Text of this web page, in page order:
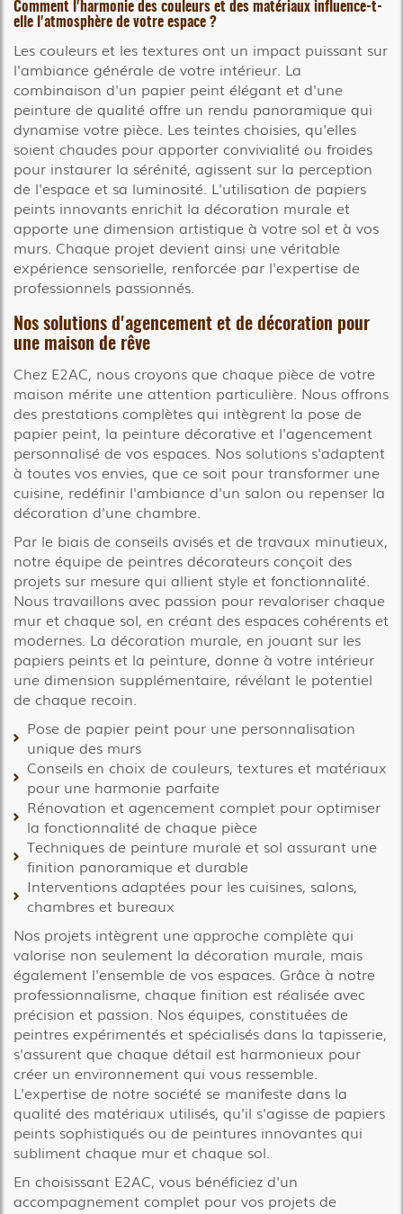
Comment l'harmonie des couleurs et des matériaux influence-t-
elle l'atmosphère de votre espace ?
Les couleurs et les textures ont un impact puissant sur
l'ambiance générale de votre intérieur. La
combinaison d'un papier peint élégant et d'une
peinture de qualité offre un rendu panoramique qui
dynamise votre pièce. Les teintes choisies, qu'elles
soient chaudes pour apporter convivialité ou froides
pour instaurer la sérénité, agissent sur la perception
de l'espace et sa luminosité. L'utilisation de papiers
peints innovants enrichit la décoration murale et
apporte une dimension artistique à votre sol et à vos
murs. Chaque projet devient ainsi une véritable
expérience sensorielle, renforcée par l'expertise de
professionnels passionnés.
Nos solutions d'agencement et de décoration pour
une maison de rêve
Chez E2AC, nous croyons que chaque pièce de votre
maison mérite une attention particulière. Nous offrons
des prestations complètes qui intègrent la pose de
papier peint, la peinture décorative et l'agencement
personnalisé de vos espaces. Nos solutions s'adaptent
à toutes vos envies, que ce soit pour transformer une
cuisine, redéfinir l'ambiance d'un salon ou repenser la
décoration d'une chambre.
Par le biais de conseils avisés et de travaux minutieux,
notre équipe de peintres décorateurs conçoit des
projets sur mesure qui allient style et fonctionnalité.
Nous travaillons avec passion pour revaloriser chaque
mur et chaque sol, en créant des espaces cohérents et
modernes. La décoration murale, en jouant sur les
papiers peints et la peinture, donne à votre intérieur
une dimension supplémentaire, révélant le potentiel
de chaque recoin.
Pose de papier peint pour une personnalisation
unique des murs
Conseils en choix de couleurs, textures et matériaux
pour une harmonie parfaite
Rénovation et agencement complet pour optimiser
la fonctionnalité de chaque pièce
Techniques de peinture murale et sol assurant une
finition panoramique et durable
Interventions adaptées pour les cuisines, salons,
chambres et bureaux
Nos projets intègrent une approche complète qui
valorise non seulement la décoration murale, mais
également l'ensemble de vos espaces. Grâce à notre
professionnalisme, chaque finition est réalisée avec
précision et passion. Nos équipes, constituées de
peintres expérimentés et spécialisés dans la tapisserie,
s'assurent que chaque détail est harmonieux pour
créer un environnement qui vous ressemble.
L'expertise de notre société se manifeste dans la
qualité des matériaux utilisés, qu'il s'agisse de papiers
peints sophistiqués ou de peintures innovantes qui
subliment chaque mur et chaque sol.
En choisissant E2AC, vous bénéficiez d'un
accompagnement complet pour vos projets de